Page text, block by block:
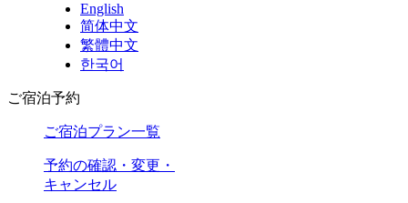
English
简体中文
繁體中文
한국어
ご宿泊予約
ご宿泊プラン一覧
予約の確認・変更・
キャンセル